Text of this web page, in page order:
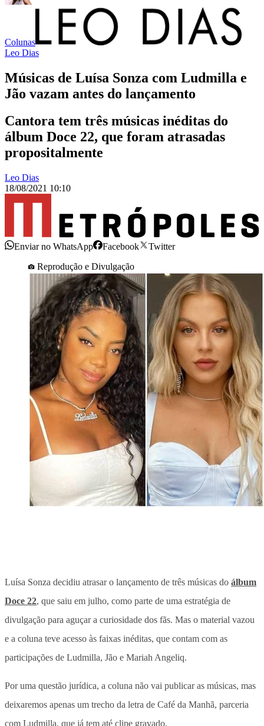
Colunas
Leo Dias
Músicas de Luísa Sonza com Ludmilla e
Jão vazam antes do lançamento
Cantora tem três músicas inéditas do
álbum Doce 22, que foram atrasadas
propositalmente
Leo Dias
18/08/2021 10:10
Enviar no WhatsApp Facebook
Twitter
Reprodução e Divulgação
Luísa Sonza decidiu atrasar o lançamento de três músicas do álbum
Doce 22, que saiu em julho, como parte de uma estratégia de
divulgação para aguçar a curiosidade dos fãs. Mas o material vazou
e a coluna teve acesso às faixas inéditas, que contam com as
participações de Ludmilla, Jão e Mariah Angeliq.
Por uma questão jurídica, a coluna não vai publicar as músicas, mas
deixaremos apenas um trecho da letra de Café da Manhã, parceria
com Ludmilla, que já tem até clipe gravado.